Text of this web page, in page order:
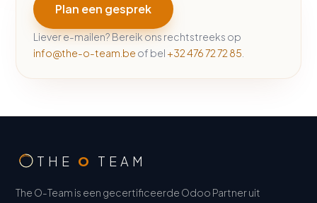
Plan een gesprek
Liever e-mailen? Bereik ons rechtstreeks op
info@the-o-team.be of bel +32 476 72 72 85
THE O TEAM
The O-Team is een gecertificeerde Odoo Partner uit